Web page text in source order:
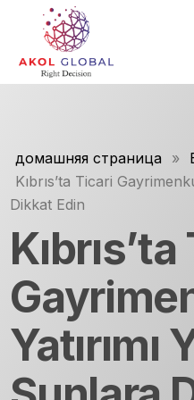
домашняя страница »
Kıbrıs’ta Ticari
Dikkat Edin
Yatırımı